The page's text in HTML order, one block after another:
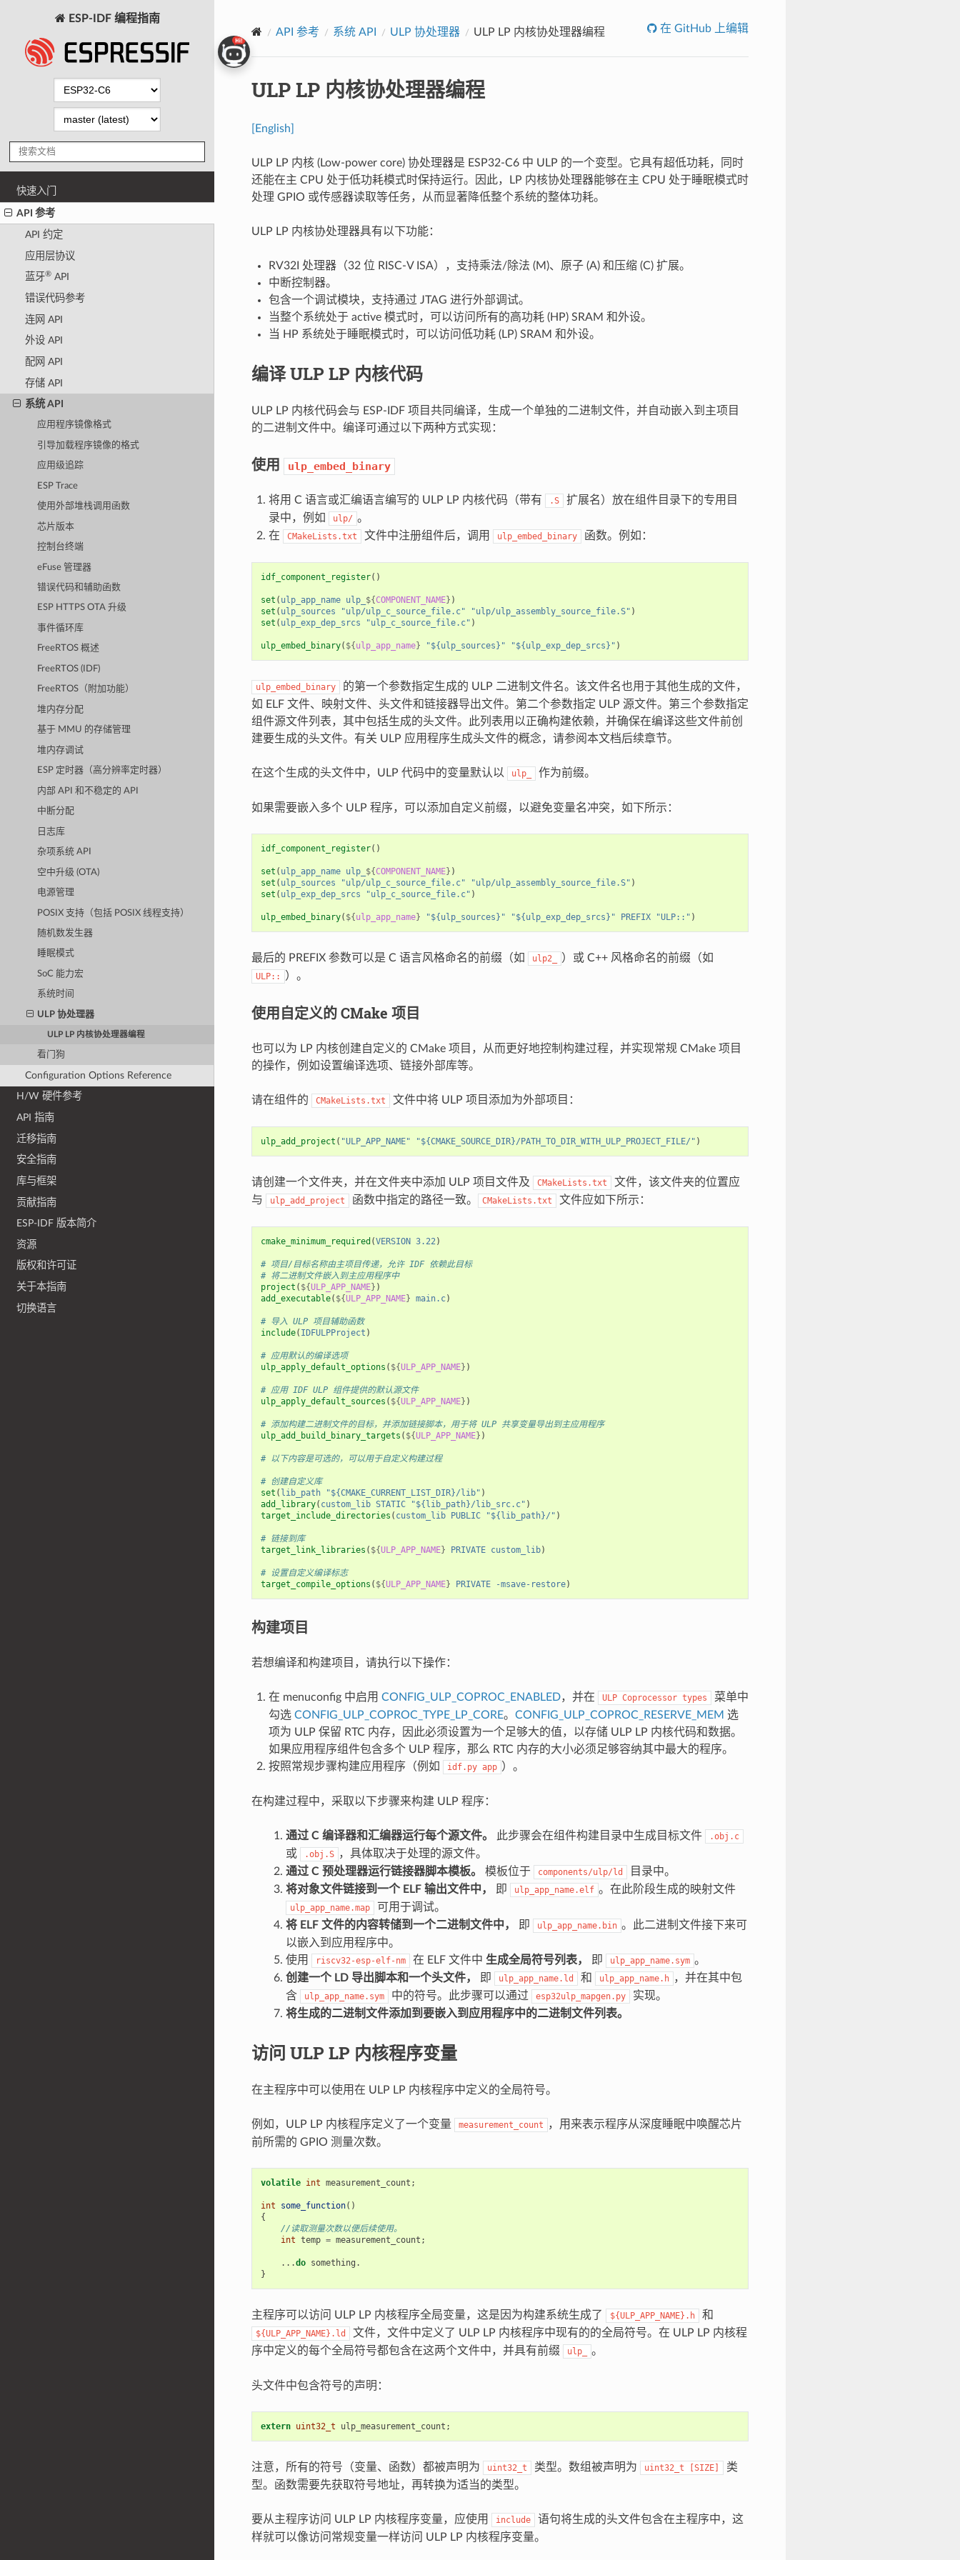
ESP-IDF 编程指南
快速入门
API 参考
API 约定
应用层协议
蓝牙®API
错误代码参考
连网 API
外设 API
配网 API
存储 API
系统 API
应用程序镜像格式
引导加载程序镜像的格式
应用级追踪
ESP Trace
使用外部堆栈调用函数
芯片版本
控制台终端
eFuse 管理器
错误代码和辅助函数
ESP HTTPS OTA 升级
事件循环库
FreeRTOS 概述
FreeRTOS (IDF)
FreeRTOS（附加功能）
堆内存分配
基于 MMU 的存储管理
堆内存调试
ESP 定时器（高分辨率定时器）
内部 API 和不稳定的 API
中断分配
日志库
杂项系统 API
空中升级 (OTA)
电源管理
POSIX 支持（包括 POSIX 线程支持）
随机数发生器
睡眠模式
SoC 能力宏
系统时间
ULP 协处理器
ULP LP 内核协处理器编程
看门狗
Configuration Options Reference
H/W 硬件参考
API 指南
迁移指南
安全指南
库与框架
贡献指南
ESP-IDF 版本简介
资源
版权和许可证
关于本指南
切换语言
API 参考 系统 API ULP 协处理器 ULP LP 内核协处理器编程 在 GitHub 上编辑
ULP LP 内核协处理器编程
[English]
ULP LP 内核 (Low-power core) 协处理器是 ESP32-C6 中 ULP 的一个变型。它具有超低功耗，同时
还能在主 CPU 处于低功耗模式时保持运行。因此，LP 内核协处理器能够在主 CPU 处于睡眠模式时
处理 GPIO 或传感器读取等任务，从而显著降低整个系统的整体功耗。
ULP LP 内核协处理器具有以下功能：
RV32I 处理器（32 位 RISC-V ISA），支持乘法/除法 (M)、原子 (A) 和压缩 (C) 扩展。
中断控制器。
包含一个调试模块，支持通过 JTAG 进行外部调试。
当整个系统处于 active 模式时，可以访问所有的高功耗 (HP) SRAM 和外设。
当 HP 系统处于睡眠模式时，可以访问低功耗 (LP) SRAM 和外设。
编译 ULP LP 内核代码
ULP LP 内核代码会与 ESP-IDF 项目共同编译，生成一个单独的二进制文件，并自动嵌入到主项目
的二进制文件中。编译可通过以下两种方式实现：
使用 ulp_embed_binary
将用 C 语言或汇编语言编写的 ULP LP 内核代码（带有 .S
扩展名）放在组件目录下的专用目
录中，例如
ulp/ 。
在
CMakeLists.txt 文件中注册组件后，调用 ulp_embed_binary 函数。例如：
idf_component_register()
set ( ulp_app_name ulp_ ${COMPONENT_NAME} )
set ( ulp_sources "ulp/ulp_c_source_file.c" "ulp/ulp_assembly_source_file.S" )
set ( ulp_exp_dep_srcs "ulp_c_source_file.c" )
ulp_embed_binary( ${ulp_app_name} "${ulp_sources}" "${ulp_exp_dep_srcs}" )
ulp_embed_binary
的第一个参数指定生成的 ULP 二进制文件名。该文件名也用于其他生成的文件，
如 ELF 文件、映射文件、头文件和链接器导出文件。第二个参数指定 ULP 源文件。第三个参数指定
组件源文件列表，其中包括生成的头文件。此列表用以正确构建依赖，并确保在编译这些文件前创
建要生成的头文件。有关 ULP 应用程序生成头文件的概念，请参阅本文档后续章节。
在这个生成的头文件中，ULP 代码中的变量默认以 ulp_ 作为前缀。
如果需要嵌入多个 ULP 程序，可以添加自定义前缀，以避免变量名冲突，如下所示：
idf_component_register()
set ( ulp_app_name ulp_ ${COMPONENT_NAME} )
set ( ulp_sources "ulp/ulp_c_source_file.c" "ulp/ulp_assembly_source_file.S" )
set ( ulp_exp_dep_srcs "ulp_c_source_file.c" )
ulp_embed_binary( ${ulp_app_name} "${ulp_sources}" "${ulp_exp_dep_srcs}" PREFIX "ULP::" )
最后的 PREFIX 参数可以是 C 语言风格命名的前缀（如 ulp2_ ）或 C++ 风格命名的前缀（如
ULP:: ）。
使用自定义的 CMake 项目
也可以为 LP 内核创建自定义的 CMake 项目，从而更好地控制构建过程，并实现常规 CMake 项目
的操作，例如设置编译选项、链接外部库等。
请在组件的 CMakeLists.txt 文件中将 ULP 项目添加为外部项目：
ulp_add_project ( "ULP_APP_NAME" "${CMAKE_SOURCE_DIR}/PATH_TO_DIR_WITH_ULP_PROJECT_FILE/" )
请创建一个文件夹，并在文件夹中添加 ULP 项目文件及 CMakeLists.txt
文件，该文件夹的位置应
与
ulp_add_project 函数中指定的路径一致。 CMakeLists.txt 文件应如下所示：
cmake_minimum_required (VERSION 3.22)
# 项目/目标名称由主项目传递，允许 IDF 依赖此目标
# 将二进制文件嵌入到主应用程序中
project ( ${ULP_APP_NAME} )
add_executable( ${ULP_APP_NAME} main.c)
# 导入 ULP 项目辅助函数
include( IDFULPProject )
# 应用默认的编译选项
ulp_apply_default_options ( ${ULP_APP_NAME} )
# 应用 IDF ULP 组件提供的默认源文件
ulp_apply_default_sources ( ${ULP_APP_NAME} )
# 添加构建二进制文件的目标，并添加链接脚本，用于将 ULP 共享变量导出到主应用程序
ulp_add_build_binary_targets ( ${ULP_APP_NAME} )
# 以下内容是可选的，可以用于自定义构建过程
# 创建自定义库
set ( lib_path "${CMAKE_CURRENT_LIST_DIR}/lib" )
add_library( custom_lib STATIC "${lib_path}/lib_src.c" )
target_include_directories ( custom_lib PUBLIC "${lib_path}/" )
# 链接到库
target_link_libraries ( ${ULP_APP_NAME} PRIVATE custom_lib)
# 设置自定义编译标志
target_compile_options ( ${ULP_APP_NAME} PRIVATE -msave-restore)
构建项目
若想编译和构建项目，请执行以下操作：
在 menuconfig 中启用 CONFIG_ULP_COPROC_ENABLED，并在 ULP Coprocessor types
菜单中
勾选 CONFIG_ULP_COPROC_TYPE_LP_CORE。 CONFIG_ULP_COPROC_RESERVE_MEM 选
项为 ULP 保留 RTC 内存，因此必须设置为一个足够大的值，以存储 ULP LP 内核代码和数据。
如果应用程序组件包含多个 ULP 程序，那么 RTC 内存的大小必须足够容纳其中最大的程序。
按照常规步骤构建应用程序（例如
idf.py app ）。
在构建过程中，采取以下步骤来构建 ULP 程序：
通过 C 编译器和汇编器运行每个源文件。 此步骤会在组件构建目录中生成目标文件 .obj.c
或 .obj.S ，具体取决于处理的源文件。
通过 C 预处理器运行链接器脚本模板。
模板位于 components/ulp/ld
目录中。
将对象文件链接到一个 ELF 输出文件中，
即 ulp_app_name.elf 。在此阶段生成的映射文件
ulp_app_name.map
可用于调试。
将 ELF 文件的内容转储到一个二进制文件中，
即 ulp_app_name.bin 。此二进制文件接下来可
以嵌入到应用程序中。
使用
riscv32-esp-elf-nm 在 ELF 文件中 生成全局符号列表， 即 ulp_app_name.sym 。
创建一个 LD 导出脚本和一个头文件，
即 ulp_app_name.ld 和 ulp_app_name.h ，并在其中包
含
ulp_app_name.sym 中的符号。此步骤可以通过 esp32ulp_mapgen.py
实现。
将生成的二进制文件添加到要嵌入到应用程序中的二进制文件列表。
访问 ULP LP 内核程序变量
在主程序中可以使用在 ULP LP 内核程序中定义的全局符号。
例如，ULP LP 内核程序定义了一个变量 measurement_count
，用来表示程序从深度睡眠中唤醒芯片
前所需的 GPIO 测量次数。
volatile int measurement_count ;
int some_function()
{
//读取测量次数以便后续使用。
int temp = measurement_count ;
...do something .
}
主程序可以访问 ULP LP 内核程序全局变量，这是因为构建系统生成了 ${ULP_APP_NAME}.h 和
${ULP_APP_NAME}.ld
文件，文件中定义了 ULP LP 内核程序中现有的的全局符号。在 ULP LP 内核程
序中定义的每个全局符号都包含在这两个文件中，并具有前缀
ulp_ 。
头文件中包含符号的声明：
extern uint32_t ulp_measurement_count ;
注意，所有的符号（变量、函数）都被声明为 uint32_t 类型。数组被声明为 uint32_t [SIZE]
类
型。函数需要先获取符号地址，再转换为适当的类型。
要从主程序访问 ULP LP 内核程序变量，应使用 include
语句将生成的头文件包含在主程序中，这
样就可以像访问常规变量一样访问 ULP LP 内核程序变量。